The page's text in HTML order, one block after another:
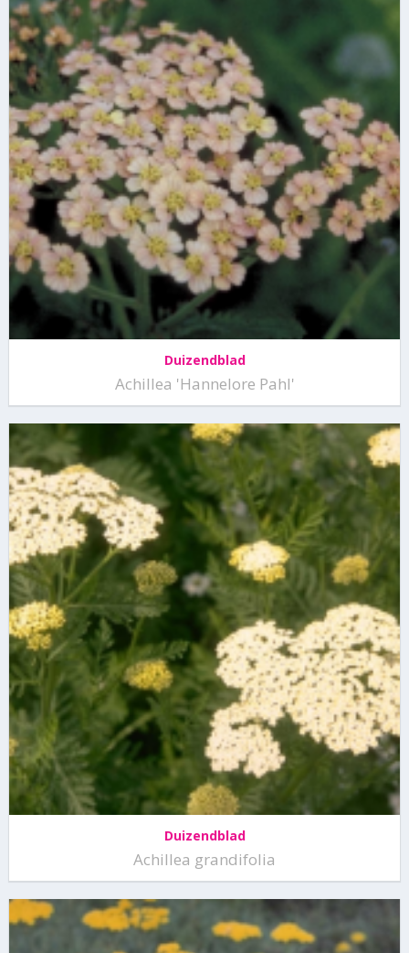
Duizendblad
Achillea 'Hannelore Pahl'
Duizendblad
Achillea grandifolia